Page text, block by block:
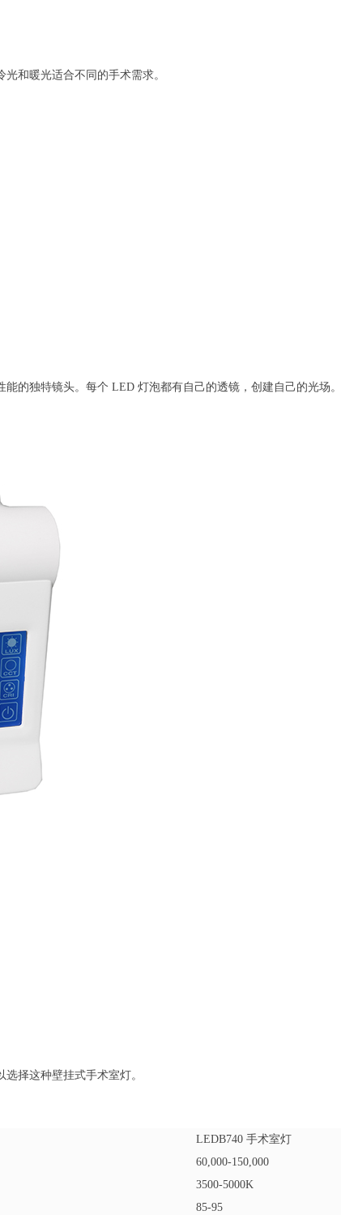
光和暖光适合不同的手术需求。
的独特镜头。 每个 LED 灯泡都有自己的透镜，创建自己的光场。
选择这种壁挂式手术室灯。
LEDB740 手术室灯
60,000-150,000
3500-5000K
85-95